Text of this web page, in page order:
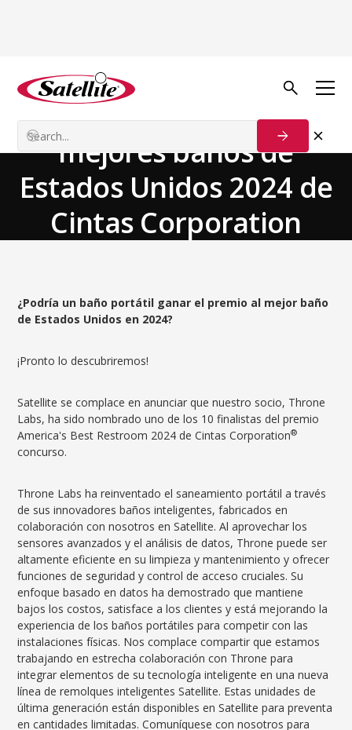
Volver a las noticias
Concurso de los
mejores baños de
Estados Unidos 2024 de
Cintas Corporation
¿Podría un baño portátil ganar el premio al mejor baño
de Estados Unidos en 2024?
¡Pronto lo descubriremos!
Satellite se complace en anunciar que nuestro socio, Throne
Labs, ha sido nombrado uno de los 10 finalistas del premio
America's Best Restroom 2024 de Cintas Corporation®
concurso.
Throne Labs ha reinventado el saneamiento portátil a través
de sus innovadores baños inteligentes, fabricados en
colaboración con nosotros en Satellite. Al aprovechar los
sensores avanzados y el análisis de datos, Throne puede ser
altamente eficiente en su limpieza y mantenimiento y ofrecer
funciones de seguridad y control de acceso cruciales. Su
enfoque basado en datos ha demostrado que mantiene
bajos los costos, satisface a los clientes y está mejorando la
experiencia de los baños portátiles para competir con las
instalaciones físicas. Nos complace compartir que estamos
trabajando en estrecha colaboración con Throne para
integrar elementos de su tecnología inteligente en una nueva
línea de remolques inteligentes Satellite. Estas unidades de
última generación están disponibles en Satellite para preventa
en cantidades limitadas. Comuníquese con nosotros para